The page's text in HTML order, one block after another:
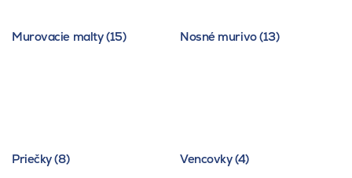
Murovacie malty (15) Nosné murivo (13)
Priečky (8) Vencovky (4)